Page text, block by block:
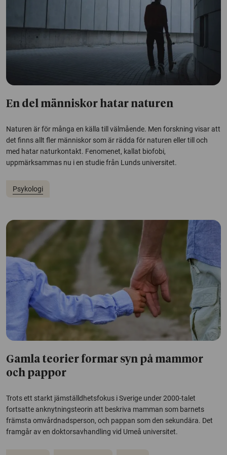
En del människor hatar naturen
Naturen är för många en källa till välmående. Men forskning visar att
det finns allt fler människor som är rädda för naturen eller till och
med hatar naturkontakt. Fenomenet, kallat biofobi,
uppmärksammas nu i en studie från Lunds universitet.
Psykologi
Gamla teorier formar syn på mammor
och pappor
Trots ett starkt jämställdhetsfokus i Sverige under 2000-talet
fortsatte anknytningsteorin att beskriva mamman som barnets
främsta omvårdnadsperson, och pappan som den sekundära. Det
framgår av en doktorsavhandling vid Umeå universitet.